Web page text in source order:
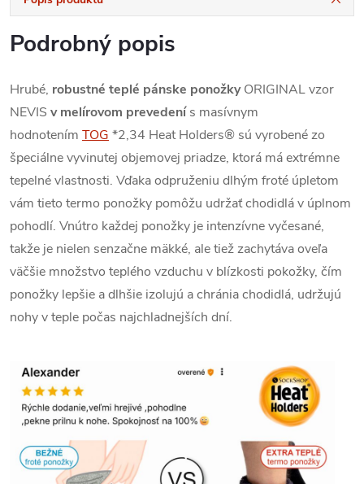
Podrobný popis
Hrubé, robustné teplé pánske ponožkyORIGINAL vzor
NEVIS v melírovom prevedenís masívnym
hodnotením TOG *2,34 Heat Holders® sú vyrobené zo
špeciálne vyvinutej objemovej priadze, ktorá má extrémne
tepelné vlastnosti. Vďaka odpruženiu dlhým froté úpletom
vám tieto termo ponožky pomôžu udržať chodidlá v úplnom
pohodlí. Vnútro každej ponožky je intenzívne vyčesané,
takže je nielen senzačne mäkké, ale tiež zachytáva oveľa
väčšie množstvo teplého vzduchu v blízkosti pokožky, čím
ponožky lepšie a dlhšie izolujú a chránia chodidlá, udržujú
nohy v teple počas najchladnejších dní.